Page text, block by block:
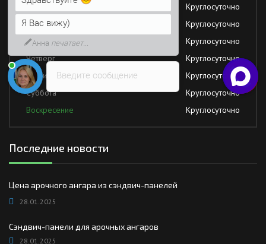
Понедельник
Круглосуточно
Вторник
Круглосуточно
Среда
Круглосуточно
Четверг
Круглосуточно
Пятница
Круглосуточно
Суббота
Круглосуточно
Воскресение
Круглосуточно
Последние новости
Цена арочного ангара из сэндвич-панелей
28.01.2025
Сэндвич-панели для арочных ангаров
28.01.2025
Введите сообщение
Напишите сюда свой вопрос.
Возможно, его решение будет
быстрее